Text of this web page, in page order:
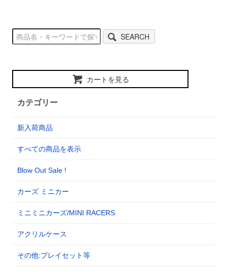
SEARCH
カートを見る
カテゴリー
新入荷商品
すべての商品を表示
Blow Out Sale !
カーズ ミニカー
ミニミニカーズ/MINI RACERS
アクリルケース
その他:プレイセット等